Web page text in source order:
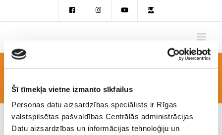
Šī tīmekļa vietne izmanto sīkfailus
Personas datu aizsardzības speciālists ir Rīgas
valstspilsētas pašvaldības Centrālās administrācijas
Datu aizsardzības un informācijas tehnoloģiju un